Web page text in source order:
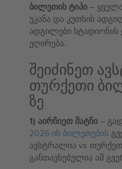
ბილეთის ტიპი –
უკანა და კუთხის
ადგილები
ეღირება.
შეიძინეთ
თურქეთი
ზე
1) აირჩიეთ მატჩი –
2026-ის ბილეთების
ავსტრალია vs
განთავსებულია ამ